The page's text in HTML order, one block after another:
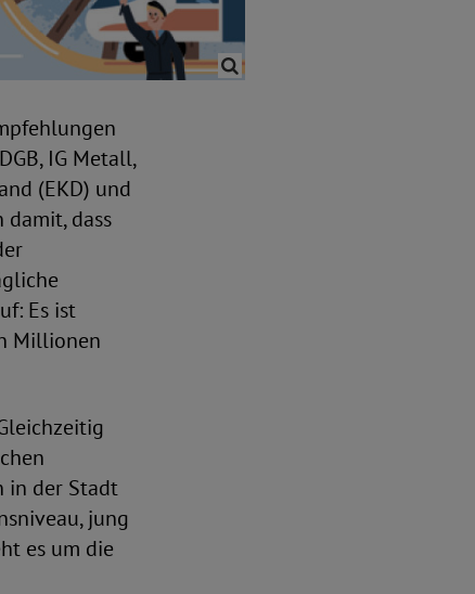
IG Metall,
(EKD) und
dass
Es ist
Millionen
in der Stadt
jung
es um die